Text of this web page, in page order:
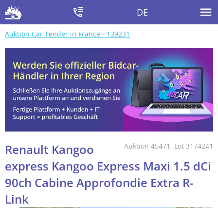
DE
Auktion Car Tender in France - 139231
Auktion 45471, Lot 3174241
Renault Kangoo
express Kangoo Express Maxi 1.5 dCi
90ch Cabine Approfondie Extra R-
Link